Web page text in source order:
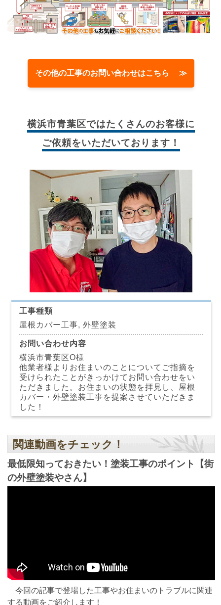
その他の工事のお問い合わせはこちら ≫
横浜市青葉区ではたくさんのお客様に
ご依頼をいただいております！
工事種類
屋根カバー工事, 外壁塗装
お問い合わせ内容
横浜市青葉区O様
他業者様よりお住まいのことについてご指摘を
受けられたことがきっかけてお問い合わせをい
ただきました。お住まいの状態を拝見し、屋根
カバー・外壁塗装工事を提案させていただきま
した！
関連動画をチェック！
最低限知っておきたい！塗装工事のポイント【街
の外壁塗装やさん】
今回の記事で登場した工事やお住まいのトラブルに関連
する動画をご紹介します！